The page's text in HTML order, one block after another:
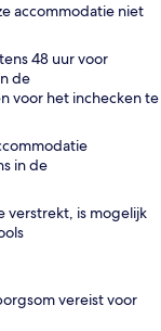
accommodatie niet
48 uur voor
de
voor het inchecken te
in de
verstrekt, is mogelijk
vereist voor